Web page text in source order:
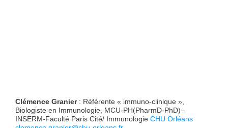
Clémence Granier : Référente « immuno-clinique »,
Biologiste en Immunologie, MCU-PH(PharmD-PhD)–
INSERM-Faculté Paris Cité/ Immunologie CHU Orléans